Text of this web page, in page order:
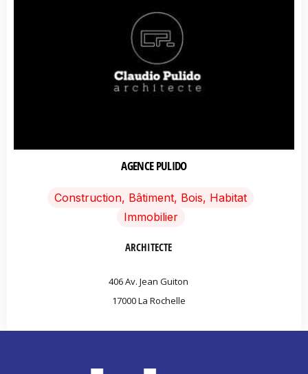
AGENCE PULIDO
Construction, Bâtiment, Bois, Habitat
Immobilier
ARCHITECTE
406 Av. Jean Guiton
17000 La Rochelle